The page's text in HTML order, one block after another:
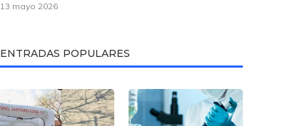
13 mayo 2026
ENTRADAS POPULARES